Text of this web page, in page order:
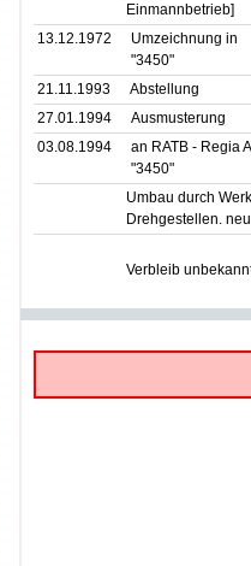
Einmannbetrieb]
13.12.1972
Umzeichnung in
"3450"
21.11.1993
Abstellung
27.01.1994
Ausmusterung
03.08.1994
an RATB - Regia
"3450"
Umbau durch
Drehgestellen.
Verbleib